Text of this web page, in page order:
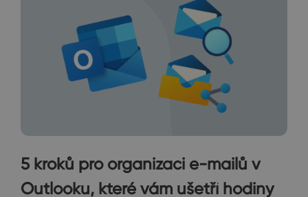
5 kroků pro organizaci e-mailů v
Outlooku, které vám ušetří hodiny